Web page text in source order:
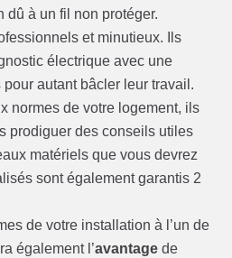
dû à un fil non protéger.
et minutieux. Ils
électrique avec une
autant bâcler leur travail.
normes de votre logement, ils
prodiguer des conseils utiles
matériels que vous devrez
sont également garantis 2
de votre installation à l’un de
également l’avantage de